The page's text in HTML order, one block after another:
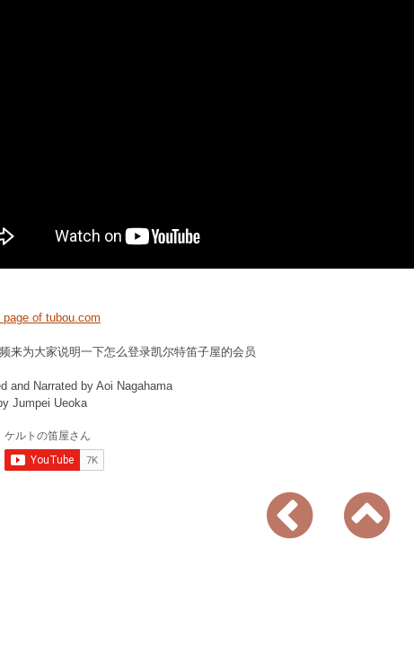
page of tubou.com
来为大家说明一下怎么登录凯尔特笛子屋的会员
and Narrated by Aoi Nagahama
Jumpei Ueoka